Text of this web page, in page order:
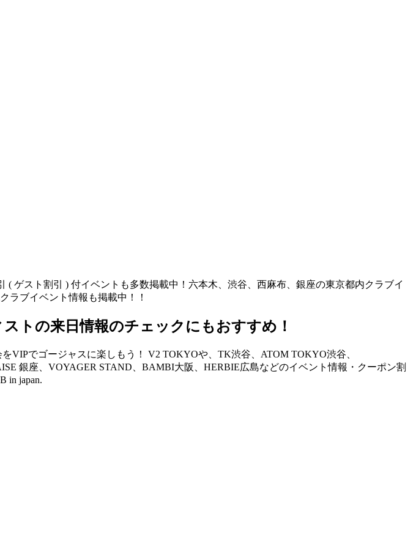
ゲスト割引 ) 付イベントも多数掲載中！六本木、渋谷、西麻布、銀座の東京都内クラブイ
ラブイベント情報も掲載中！！
トの来日情報のチェックにもおすすめ！
VIPでゴージャスに楽しもう！ V2 TOKYOや、TK渋谷、ATOM TOKYO渋谷、
銀座、VOYAGER STAND、BAMBI大阪、HERBIE広島などのイベント情報・クーポン割
in japan.